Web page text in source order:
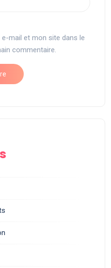
mail et mon site dans le
commentaire.